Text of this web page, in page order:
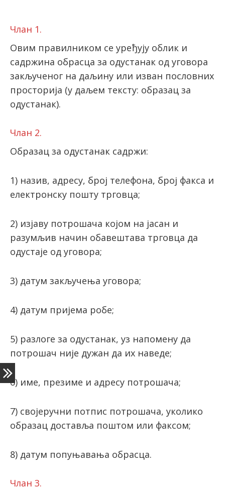
latinica
Члан 1.
Овим правилником се уређују облик и
садржина обрасца за одустанак од уговора
закљученог на даљину или изван пословних
просторија (у даљем тексту: образац за
одустанак).
Члан 2.
Образац за одустанак садржи:
1) назив, адресу, број телефона, број факса и
електронску пошту трговца;
2) изјаву потрошача којом на јасан и
разумљив начин обавештава трговца да
одустаје од уговора;
3) датум закључења уговора;
4) датум пријема робе;
5) разлоге за одустанак, уз напомену да
потрошач није дужан да их наведе;
6) име, презиме и адресу потрошача;
7) својеручни потпис потрошача, уколико
образац доставља поштом или факсом;
8) датум попуњавања обрасца.
Члан 3.